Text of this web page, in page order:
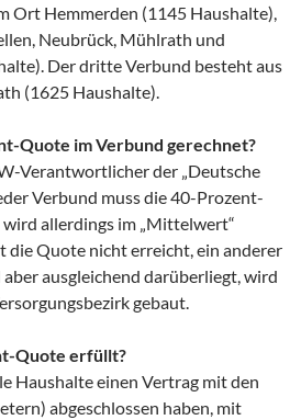
Ort Hemmerden (1145 Haushalte),
Neubrück, Mühlrath und
Der dritte Verbund besteht aus
(1625 Haushalte).
Quote im Verbund gerechnet?
Verantwortlicher der „Deutsche
Verbund muss die 40-Prozent-
wird allerdings im „Mittelwert“
die Quote nicht erreicht, ein anderer
ausgleichend darüberliegt, wird
gebaut.
Quote erfüllt?
Haushalte einen Vertrag mit den
abgeschlossen haben, mit